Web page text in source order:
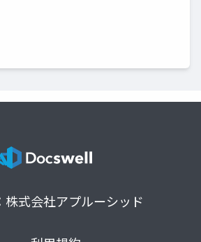
株式会社アプルーシッド